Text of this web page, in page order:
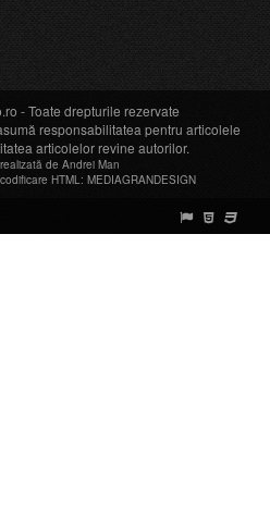
- Toate drepturile rezervate
responsabilitatea pentru articolele
articolelor revine autorilor.
de Andrei Man
codificare HTML : MEDIAGRANDESIGN